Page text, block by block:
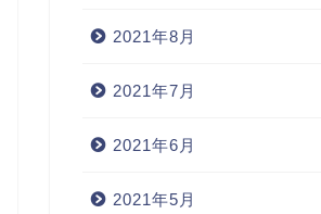
2021年8月
2021年7月
2021年6月
2021年5月